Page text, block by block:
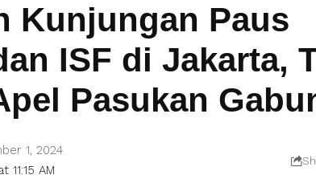
Kunjungan Paus
ISF di Jakarta,
Pasukan
AM
1, 2024